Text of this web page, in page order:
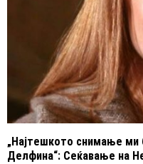
„Најтешкото снимање
Делфина“: Сеќавање на